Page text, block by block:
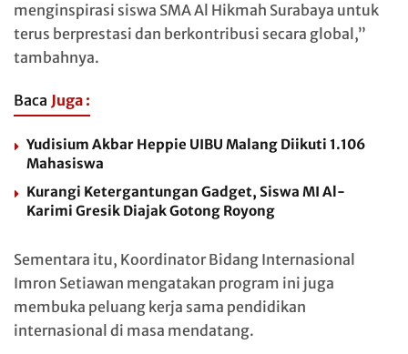
menginspirasi siswa SMA Al Hikmah Surabaya untuk
terus berprestasi dan berkontribusi secara global,”
tambahnya.
Baca Juga :
Yudisium Akbar Heppie UIBU Malang Diikuti 1.106
Mahasiswa
Kurangi Ketergantungan Gadget, Siswa MI Al-
Karimi Gresik Diajak Gotong Royong
Sementara itu, Koordinator Bidang Internasional
Imron Setiawan mengatakan program ini juga
membuka peluang kerja sama pendidikan
internasional di masa mendatang.